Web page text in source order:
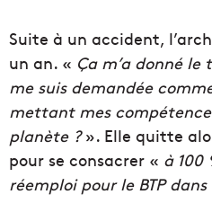
Suite à un accident,
un an. « Ça m’a donné
me suis demandée
mettant mes
planète ?». Elle quitte
pour se consacrer « à 100
réemploi pour le BTP